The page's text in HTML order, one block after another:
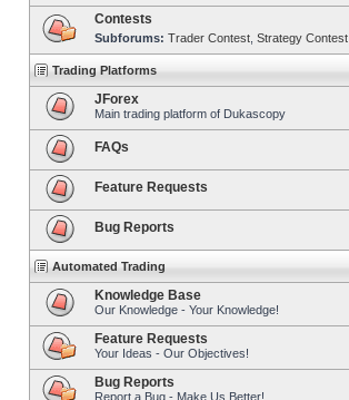
Contests
Subforums: Trader Contest Strategy Contest
Trading Platforms
JForex
Main trading platform of Dukascopy
FAQs
Feature Requests
Bug Reports
Automated Trading
Knowledge Base
Our Knowledge - Your Knowledge!
Feature Requests
Your Ideas - Our Objectives!
Bug Reports
Report a Bug - Make Us Better!